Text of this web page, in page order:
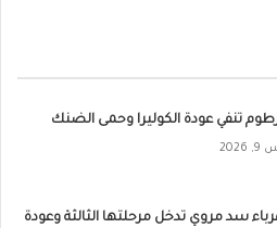
تنفي عودة الكوليرا وحمى الضنك
سد مروي تدخل مرحلتها الثالثة وعودة